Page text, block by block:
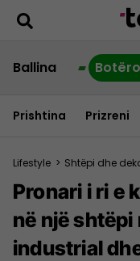
Ballina
Prishtina Prizreni
Lifestyle > Shtëpi dhe
Pronari i ri e
në një
industrial